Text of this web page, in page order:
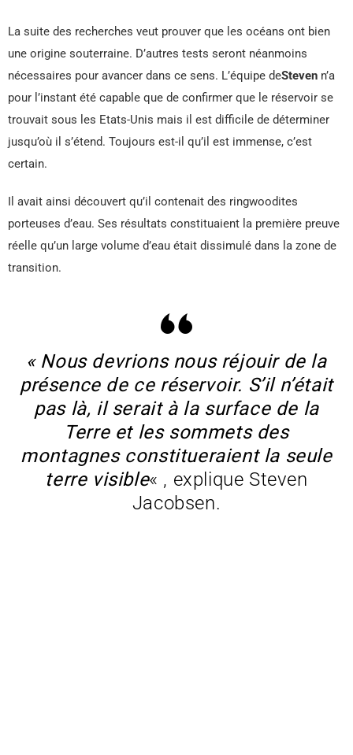
La suite des recherches veut prouver que les océans ont bien
une origine souterraine. D’autres tests seront néanmoins
nécessaires pour avancer dans ce sens. L’équipe deSteven n’a
pour l’instant été capable que de confirmer que le réservoir se
trouvait sous les Etats-Unis mais il est difficile de déterminer
jusqu’où il s’étend. Toujours est-il qu’il est immense, c’est
certain.
Il avait ainsi découvert qu’il contenait des ringwoodites
porteuses d’eau. Ses résultats constituaient la première preuve
réelle qu’un large volume d’eau était dissimulé dans la zone de
transition.
« Nous devrions nous réjouir de la
présence de ce réservoir. S’il n’était
pas là, il serait à la surface de la
Terre et les sommets des
montagnes constitueraient la seule
terre visible« , explique Steven
Jacobsen.